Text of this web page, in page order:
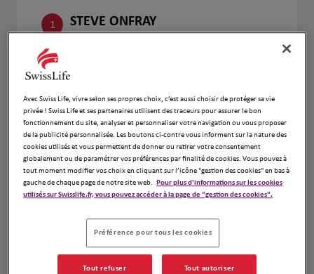
1
7.88 km
STEVE ONFRAY
Numéro
Voir plus
2 MARIA GANITO
Ouvert 09:00 - 12:00 et 13:00 - 18:00
Numéro
Avec Swiss Life, vivre selon ses propres choix, c’est aussi choisir de protéger sa vie
privée ! Swiss Life et ses partenaires utilisent des traceurs pour assurer le bon
fonctionnement du site, analyser et personnaliser votre navigation ou vous proposer
de la publicité personnalisée. Les boutons ci-contre vous informent sur la nature des
cookies utilisés et vous permettent de donner ou retirer votre consentement
globalement ou de paramétrer vos préférences par finalité de cookies. Vous pouvez à
tout moment modifier vos choix en cliquant sur l’icône "gestion des cookies" en bas à
gauche de chaque page de notre site web. Pour plus d'informations sur les cookies
utilisés sur Swisslife.fr, vous pouvez accéder à la page de "gestion des cookies".
Préférence pour tous les cookies
Tout refuser Tout autoriser